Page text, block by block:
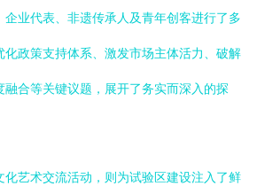
业代表、非遗传承人及青年创客进行了多
政策支持体系、激发市场主体活力、破解
融合等关键议题，展开了务实而深入的探
化艺术交流活动，则为试验区建设注入了鲜